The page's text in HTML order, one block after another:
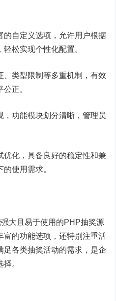
的自定义选项，允许用户根据
松实现个性化配置。
、类型限制等多重机制，有效
正。
，功能模块划分清晰，管理员
优化，具备良好的稳定性和兼
使用需求。
大且易于使用的PHP抽奖源
富的功能选项，还特别注重活
足各类抽奖活动的需求，是企
。